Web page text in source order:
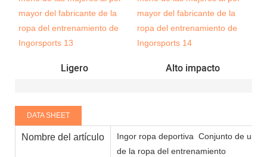
Ligero Alto impacto
DATA SHEET
Nombre del artículo Ingor ropa deportiva Conjunto de una
de la ropa del entrenamiento